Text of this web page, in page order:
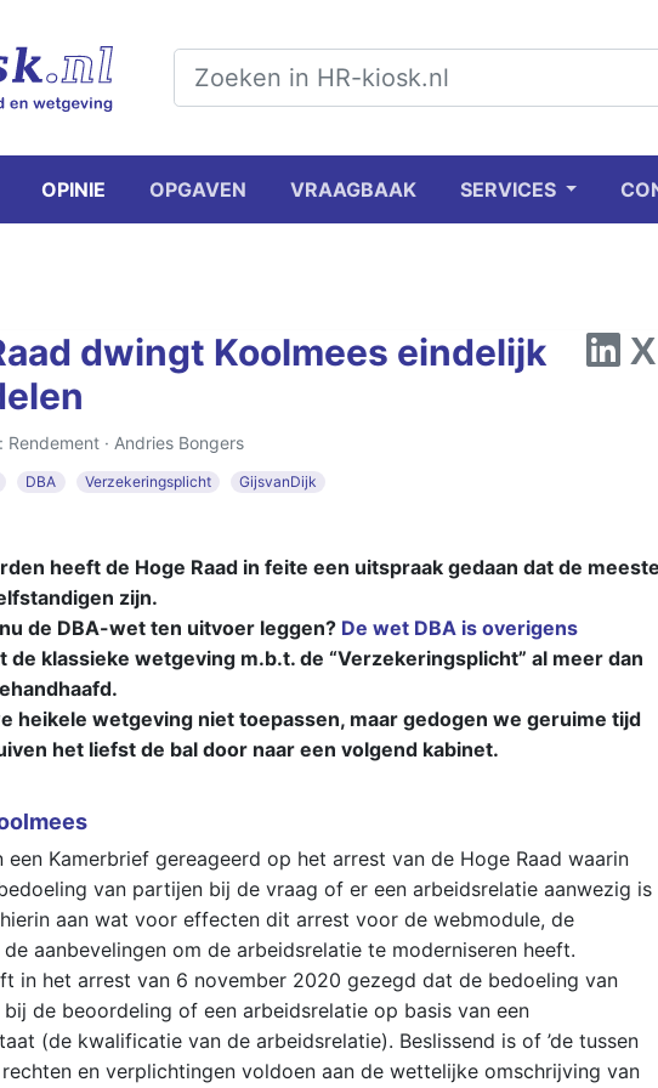
OPINIE OPGAVEN VRAAGBAAK SERVICES
dwingt Koolmees eindelijk
Rendement · Andries Bongers
DBA Verzekeringsplicht GijsvanDijk
heeft de Hoge Raad in feite een uitspraak gedaan dat de
zijn.
de DBA-wet ten uitvoer leggen? De wet DBA is overigens
de klassieke wetgeving m.b.t. de “Verzekeringsplicht” al meer dan
heikele wetgeving niet toepassen, maar gedogen we geruime tijd
het liefst de bal door naar een volgend kabinet.
een Kamerbrief gereageerd op het arrest van de Hoge Raad waarin
van partijen bij de vraag of er een arbeidsrelatie aanwezig is
aan wat voor effecten dit arrest voor de webmodule, de
aanbevelingen om de arbeidsrelatie te moderniseren heeft.
in het arrest van 6 november 2020 gezegd dat de bedoeling van
de beoordeling of een arbeidsrelatie op basis van een
(de kwalificatie van de arbeidsrelatie). Beslissend is of ’de tussen
en verplichtingen voldoen aan de wettelijke omschrijving van